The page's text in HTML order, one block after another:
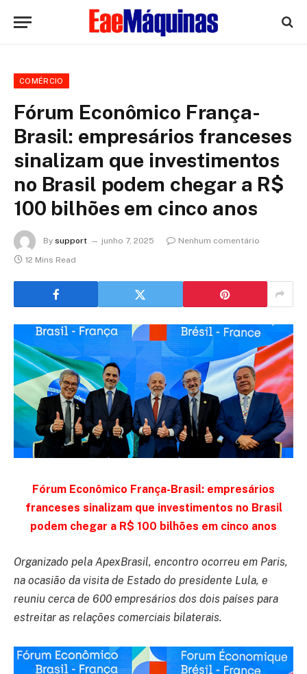
COMÉRCIO
Fórum Econômico França-
Brasil: empresários franceses
sinalizam que investimentos
no Brasil podem chegar a R$
100 bilhões em cinco anos
By support junho 7, 2025
Nenhum comentário
12 Mins Read
Fórum Econômico França-Brasil: empresários
franceses sinalizam que investimentos no Brasil
podem chegar a R$ 100 bilhões em cinco anos
Organizado pela ApexBrasil, encontro ocorreu em Paris,
na ocasião da visita de Estado do presidente Lula, e
reuniu cerca de 600 empresários dos dois países para
estreitar as relações comerciais bilaterais.